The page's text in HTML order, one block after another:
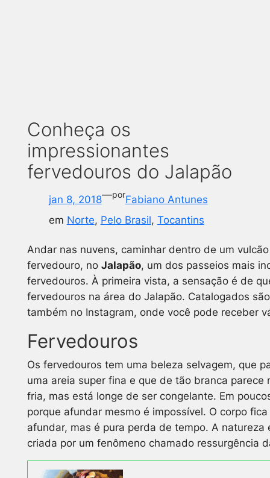
Conheça os
impressionantes
fervedouros do Jalapão
jan 8, 2018—porFabiano Antunes
em Norte, Pelo Brasil, Tocantins
Andar nas nuvens, caminhar dentro de um
fervedouro, no Jalapão, um dos passeios mais
fervedouros. À primeira vista, a sensação é de
fervedouros na área do Jalapão. Catalogados
também no Instagram, onde você pode receber
Fervedouros
Os fervedouros tem uma beleza selvagem, que
uma areia super fina e que de tão branca
fria, mas está longe de ser congelante. Em
porque afundar mesmo é impossível. O corpo
afundar, mas é pura perda de tempo. A
criada por um fenômeno chamado ressurgência